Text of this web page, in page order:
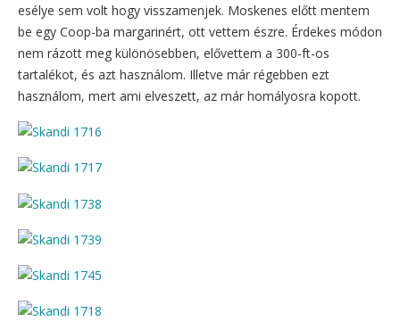
esélye sem volt hogy visszamenjek. Moskenes előtt mentem
be egy Coop-ba margarinért, ott vettem észre. Érdekes módon
nem rázott meg különösebben, elővettem a 300-ft-os
tartalékot, és azt használom. Illetve már régebben ezt
használom, mert ami elveszett, az már homályosra kopott.